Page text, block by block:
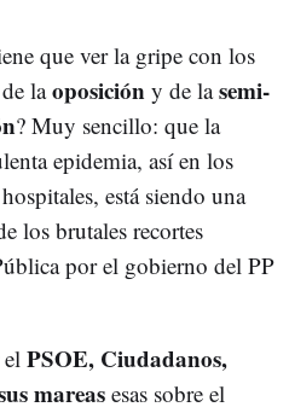
que ver la gripe con los
laoposición y de lasemi-
? Muy sencillo: que la
epidemia, así en los
está siendo una
los brutales recortes
por el gobierno del PP
PSOE, Ciudadanos,
mareas esas sobre el